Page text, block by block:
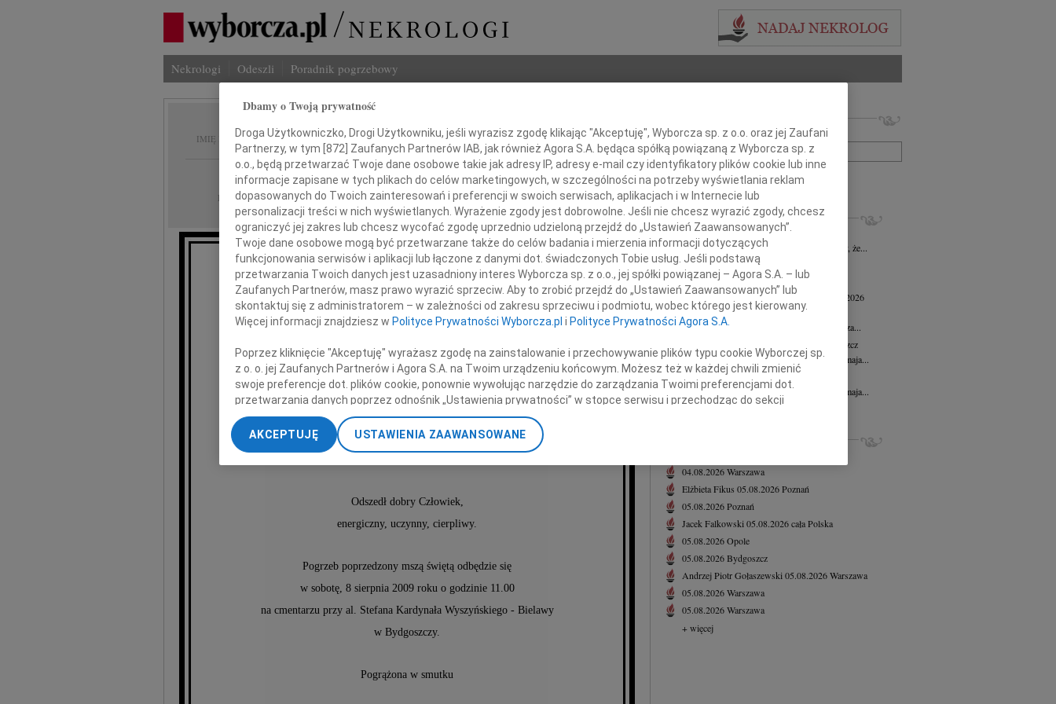
Nekrologi Odeszli Poradnik pogrzebowy
IMIĘ I NAZWISKO: Edward Kostrzewski
REGION: Bydgoszcz
DATA EMISJI: 07.08.2009
31 lipca 2009 roku,
przeżywszy 59 lat,
zmarł niespodziewanie
Edward Kostrzewski
Odszedł dobry Człowiek,
energiczny, uczynny, cierpliwy.
Pogrzeb poprzedzony mszą świętą odbędzie się
w sobotę, 8 sierpnia 2009 roku o godzinie 11.00
na cmentarzu przy al. Stefana Kardynała Wyszyńskiego - Bielawy
w Bydgoszczy.
Pogrążona w smutku
Imię i nazwisko lub numer ogłoszenia:
+ szukanie zaawansowane
INNE NEKROLOGI
Jerzy Marcisz02.07.2026Bydgoszcz
Z głębokim żalem i smutkiem zawiadamiamy, że...
Maria Kisiel 20.05.2026
Dnia 13 maja 2026 zmarła Maria Kisiel...
Konrad Antoni Minkiewicz wiek: 78
18.05.2026
Bydgoszcz
Trzeba pamiętać o nieustannej wdzięczności za...
Bydgoszcz
Z głębokim żalem zawiadamiamy, że dnia 8 maja...
Roman Dolata12.05.2026Bydgoszcz
Z głębokim żalem zawiadamiamy, że dnia 8 maja...
04.08.2026Warszawa
Elżbieta Fikus 05.08.2026Poznań
05.08.2026Poznań
Jacek Falkowski 05.08.2026cała Polska
05.08.2026Opole
05.08.2026Bydgoszcz
Andrzej Piotr Gołaszewski 05.08.2026Warszawa
05.08.2026Warszawa
05.08.2026Warszawa
+ więcej
Dbamy o Twoją prywatność
Droga Użytkowniczko, Drogi Użytkowniku, jeśli wyrazisz zgodę klikając "Akceptuję", Wyborcza sp. z o.o. oraz jej Zaufani
Partnerzy, w tym [872] Zaufanych Partnerów IAB, jak również Agora S.A. będąca spółką powiązaną z Wyborcza sp. z
o.o., będą przetwarzać Twoje dane osobowe takie jak adresy IP, adresy e-mail czy identyfikatory plików cookie lub inne
informacje zapisane w tych plikach do celów marketingowych, w szczególności na potrzeby wyświetlania reklam
dopasowanych do Twoich zainteresowań i preferencji w swoich serwisach, aplikacjach i w Internecie lub
personalizacji treści w nich wyświetlanych. Wyrażenie zgody jest dobrowolne. Jeśli nie chcesz wyrazić zgody, chcesz
ograniczyć jej zakres lub chcesz wycofać zgodę uprzednio udzieloną przejdź do „Ustawień Zaawansowanych”.
Twoje dane osobowe mogą być przetwarzane także do celów badania i mierzenia informacji dotyczących
funkcjonowania serwisów i aplikacji lub łączone z danymi dot. świadczonych Tobie usług. Jeśli podstawą
przetwarzania Twoich danych jest uzasadniony interes Wyborcza sp. z o.o., jej spółki powiązanej – Agora S.A. – lub
Zaufanych Partnerów, masz prawo wyrazić sprzeciw. Aby to zrobić przejdź do „Ustawień Zaawansowanych” lub
skontaktuj się z administratorem – w zależności od zakresu sprzeciwu i podmiotu, wobec którego jest kierowany.
Więcej informacji znajdziesz w Polityce Prywatności Wyborcza.pl i Polityce Prywatności Agora S.A.
Poprzez kliknięcie "Akceptuję" wyrażasz zgodę na zainstalowanie i przechowywanie plików typu cookie Wyborczej sp.
z o. o. jej Zaufanych Partnerów i Agora S.A. na Twoim urządzeniu końcowym. Możesz też w każdej chwili zmienić
swoje preferencje dot. plików cookie, ponownie wywołując narzędzie do zarządzania Twoimi preferencjami dot.
przetwarzania danych poprzez odnośnik „Ustawienia prywatności” w stopce serwisu i przechodząc do sekcji
„Ustawienia zaawansowane”. Zmiana ustawień plików cookie możliwa jest także za pomocą ustawień przeglądarki.
My, nasi Zaufani Partnerzy i Agora S.A. możemy przetwarzać dane osobowe w następujących celach:
dokładnych danych geolokalizacyjnych. Aktywne skanowanie charakterystyki urządzenia do celów identyfikacji.
Przechowywanie informacji na urządzeniu lub dostęp do nich. Spersonalizowane reklamy i treści, pomiar reklam i
USTAWIENIA ZAAWANSOWANE
AKCEPTUJĘ